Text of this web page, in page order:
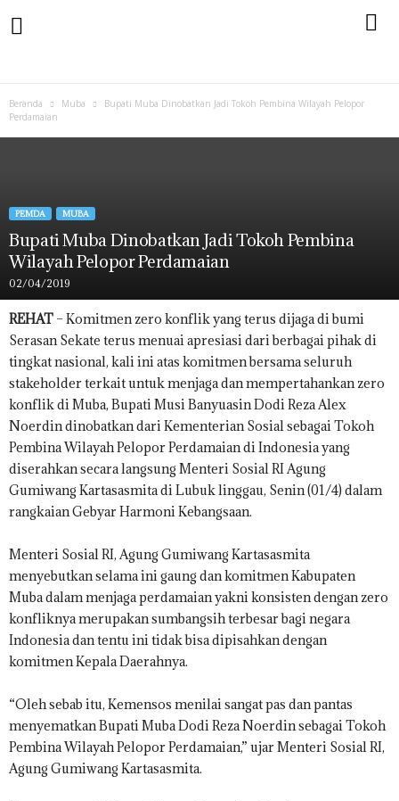
Beranda Muba
Bupati Muba Dinobatkan Jadi Tokoh Pembina Wilayah Pelopor
Perdamaian
PEMDA MUBA
Bupati Muba Dinobatkan Jadi Tokoh Pembina
Wilayah Pelopor Perdamaian
02/04/2019
REHAT – Komitmen zero konflik yang terus dijaga di bumi
Serasan Sekate terus menuai apresiasi dari berbagai pihak di
tingkat nasional, kali ini atas komitmen bersama seluruh
stakeholder terkait untuk menjaga dan mempertahankan zero
konflik di Muba, Bupati Musi Banyuasin Dodi Reza Alex
Noerdin dinobatkan dari Kementerian Sosial sebagai Tokoh
Pembina Wilayah Pelopor Perdamaian di Indonesia yang
diserahkan secara langsung Menteri Sosial RI Agung
Gumiwang Kartasasmita di Lubuk linggau, Senin (01/4) dalam
rangkaian Gebyar Harmoni Kebangsaan.
Menteri Sosial RI, Agung Gumiwang Kartasasmita
menyebutkan selama ini gaung dan komitmen Kabupaten
Muba dalam menjaga perdamaian yakni konsisten dengan zero
konfliknya merupakan sumbangsih terbesar bagi negara
Indonesia dan tentu ini tidak bisa dipisahkan dengan
komitmen Kepala Daerahnya.
“Oleh sebab itu, Kemensos menilai sangat pas dan pantas
menyematkan Bupati Muba Dodi Reza Noerdin sebagai Tokoh
Pembina Wilayah Pelopor Perdamaian,” ujar Menteri Sosial RI,
Agung Gumiwang Kartasasmita.